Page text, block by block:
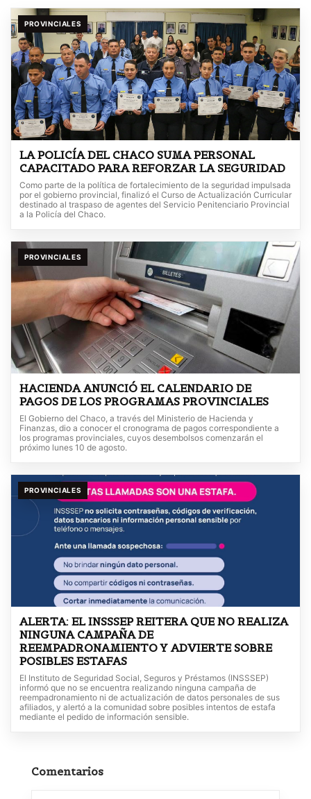
PROVINCIALES
LA POLICÍA DEL CHACO SUMA PERSONAL
CAPACITADO PARA REFORZAR LA SEGURIDAD
Como parte de la política de fortalecimiento de la seguridad impulsada
por el gobierno provincial, finalizó el Curso de Actualización Curricular
destinado al traspaso de agentes del Servicio Penitenciario Provincial
a la Policía del Chaco.
PROVINCIALES
HACIENDA ANUNCIÓ EL CALENDARIO DE
PAGOS DE LOS PROGRAMAS PROVINCIALES
El Gobierno del Chaco, a través del Ministerio de Hacienda y
Finanzas, dio a conocer el cronograma de pagos correspondiente a
los programas provinciales, cuyos desembolsos comenzarán el
próximo lunes 10 de agosto.
PROVINCIALES
ALERTA: EL INSSSEP REITERA QUE NO REALIZA
NINGUNA CAMPAÑA DE
REEMPADRONAMIENTO Y ADVIERTE SOBRE
POSIBLES ESTAFAS
El Instituto de Seguridad Social, Seguros y Préstamos (INSSSEP)
informó que no se encuentra realizando ninguna campaña de
reempadronamiento ni de actualización de datos personales de sus
afiliados, y alertó a la comunidad sobre posibles intentos de estafa
mediante el pedido de información sensible.
Comentarios